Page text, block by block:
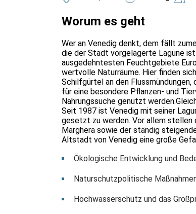
Worum es geht
Wer an Venedig denkt, dem fällt
die der Stadt vorgelagerte Lagune
ausgedehntesten Feuchtgebiete
wertvolle Naturräume. Hier finden
Schilfgürtel an den Flussmündungen,
für eine besondere Pflanzen- und
Nahrungssuche genutzt
Seit 1987 ist Venedig mit seiner
gesetzt zu werden. Vor allem stellen
Marghera sowie der ständig
Altstadt von Venedig eine große
Ökologische Entwicklung und
Naturschutzpolitische
Hochwasserschutz und das